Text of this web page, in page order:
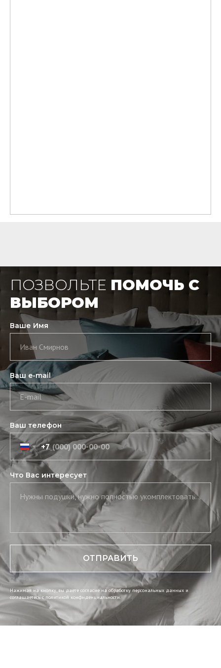
ПОЗВОЛЬТЕ ПОМОЧЬ С
ВЫБОРОМ
Ваше Имя
Иван Смирнов
Ваш e-mail
E-mail
Ваш телефон
+7
Что Вас интересует
Нужны подушки, нужно полностью укомплектовать постель, нужны скатерть и салфетки
ОТПРАВИТЬ
Нажимая на кнопку, вы даете согласие на обработку персональных данных и
соглашаетесь c политикой конфиденциальности.